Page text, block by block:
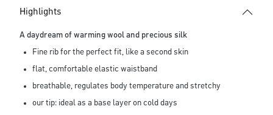
Highlights
A daydream of warming wool and precious silk
Fine rib for the perfect fit, like a second skin
flat, comfortable elastic waistband
breathable, regulates body temperature and stretchy
our tip: ideal as a base layer on cold days